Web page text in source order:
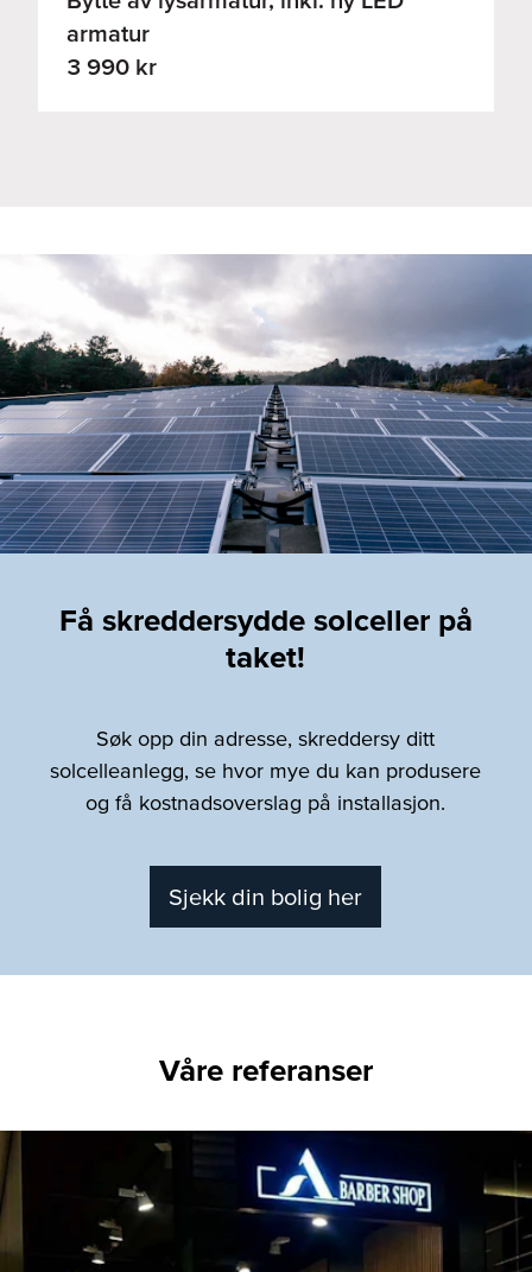
armatur
3 990 kr
Få skreddersydde solceller på
taket!
Søk opp din adresse, skreddersy ditt
solcelleanlegg, se hvor mye du kan produsere
og få kostnadsoverslag på installasjon.
Sjekk din bolig her
Våre referanser